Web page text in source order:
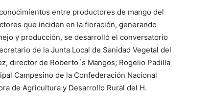
entre productores de mango del
que inciden en la floración, generando
y producción, se desarrolló el conversatorio
de la Junta Local de Sanidad Vegetal del
director de Roberto´s Mangos; Rogelio Padilla
Campesino de la Confederación Nacional
de Agricultura y Desarrollo Rural del H.